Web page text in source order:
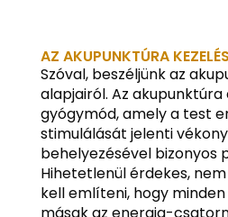
AZ AKUPUNKTÚRA
Szóval, beszéljünk az
alapjairól. Az akupunktúra
gyógymód, amely a test
stimulálását jelenti
behelyezésével bizonyos
Hihetetlenül érdekes,
kell említeni, hogy